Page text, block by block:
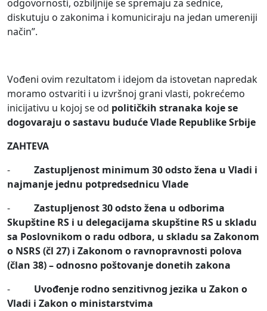
odgovornosti, ozbiljnije se spremaju za sednice,
diskutuju o zakonima i komuniciraju na jedan umereniji
način”.
Vođeni ovim rezultatom i idejom da istovetan napredak
moramo ostvariti i u izvršnoj grani vlasti, pokrećemo
inicijativu u kojoj se od političkih stranaka koje se
dogovaraju o sastavu buduće Vlade Republike Srbije
ZAHTEVA
- Zastupljenost minimum 30 odsto žena u Vladi i
najmanje jednu potpredsednicu Vlade
- Zastupljenost 30 odsto žena u odborima
Skupštine RS i u delegacijama skupštine RS u skladu
sa Poslovnikom o radu odbora, u skladu sa Zakonom
o NSRS (čl 27) i Zakonom o ravnopravnosti polova
(član 38) – odnosno poštovanje donetih zakona
- Uvođenje rodno senzitivnog jezika u Zakon o
Vladi i Zakon o ministarstvima